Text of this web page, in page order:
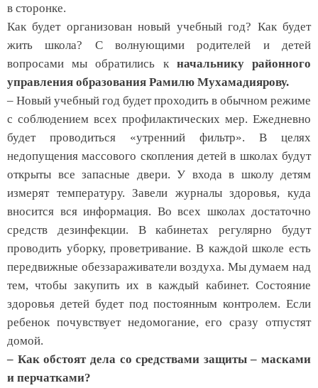
в сторонке.
Как будет организован новый учебный год? Как будет
жить школа? С волнующими родителей и детей
вопросами мы обратились к начальнику районного
управления образования Рамилю Мухамадиярову.
– Новый учебный год будет проходить в обычном режиме
с соблюдением всех профилактических мер. Ежедневно
будет проводиться «утренний фильтр». В целях
недопущения массового скопления детей в школах будут
открыты все запасные двери. У входа в школу детям
измерят температуру. Завели журналы здоровья, куда
вносится вся информация. Во всех школах достаточно
средств дезинфекции. В кабинетах регулярно будут
проводить уборку, проветривание. В каждой школе есть
передвижные обеззараживатели воздуха. Мы думаем над
тем, чтобы закупить их в каждый кабинет. Состояние
здоровья детей будет под постоянным контролем. Если
ребенок почувствует недомогание, его сразу отпустят
домой.
– Как обстоят дела со средствами защиты – масками
и перчатками?